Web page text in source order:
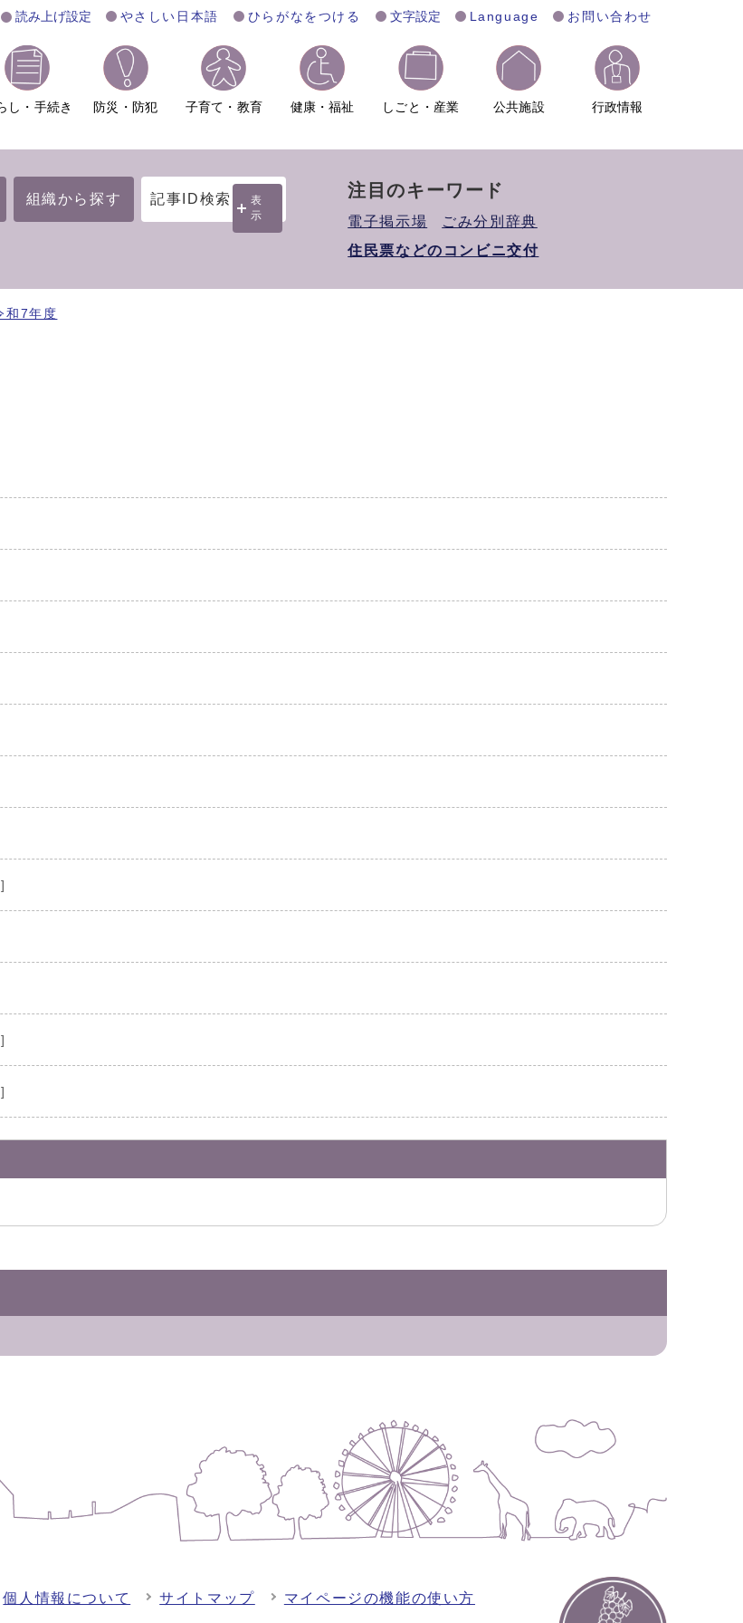
読み上げ設定 やさしい日本語 ひらがなをつける 文字設定 Language お問い合わせ
し・手続き 防災・防犯 子育て・教育 健康・福祉 しごと・産業 公共施設 行政情報
組織から探す 記事ID検索
表
示
注目のキーワード
電子掲示場
ごみ分別辞典
住民票などのコンビニ交付
和7年度
個人情報について サイトマップ マイページの機能の使い方